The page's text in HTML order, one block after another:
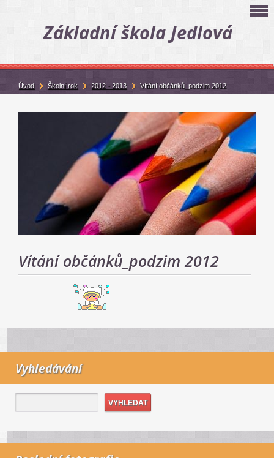
Základní škola Jedlová
Vítání občánků_podzim 2012
Vyhledávání
Úvod Školní rok 2012 - 2013 Vítání občánků_podzim 2012